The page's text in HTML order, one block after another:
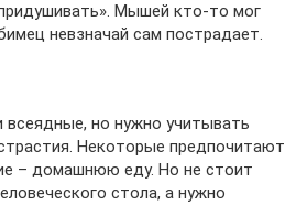
Мышей кто-то мог
невзначай сам пострадает.
всеядные, но нужно учитывать
Некоторые предпочитают
– домашнюю еду. Но не стоит
стола, а нужно